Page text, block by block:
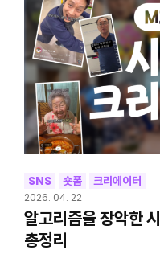
SNS 숏폼 크리에이터
2026. 04. 22
알고리즘을 장악한
총정리